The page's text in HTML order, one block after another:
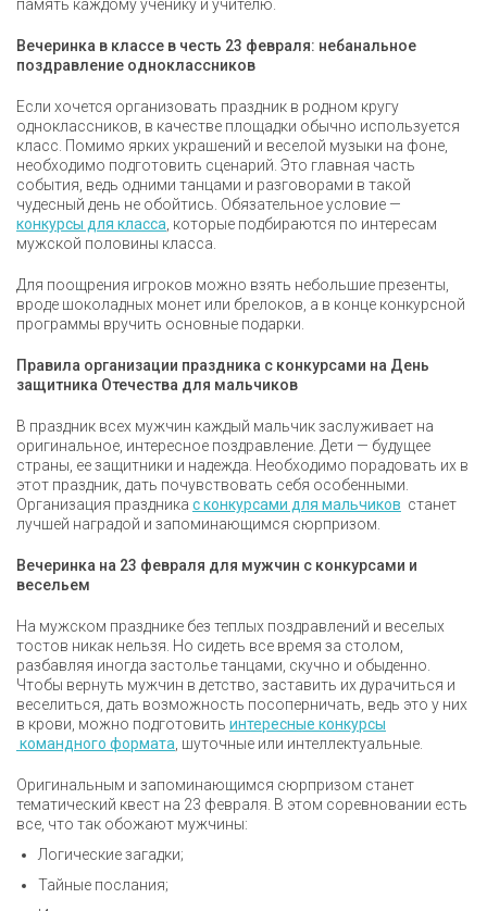
память каждому ученику и учителю.
Вечеринка в классе в честь 23 февраля: небанальное
поздравление одноклассников
Если хочется организовать праздник в родном кругу
одноклассников, в качестве площадки обычно используется
класс. Помимо ярких украшений и веселой музыки на фоне,
необходимо подготовить сценарий. Это главная часть
события, ведь одними танцами и разговорами в такой
чудесный день не обойтись. Обязательное условие —
конкурсы для класса , которые подбираются по интересам
мужской половины класса.
Для поощрения игроков можно взять небольшие презенты,
вроде шоколадных монет или брелоков, а в конце конкурсной
программы вручить основные подарки.
Правила организации праздника с конкурсами на День
защитника Отечества для мальчиков
В праздник всех мужчин каждый мальчик заслуживает на
оригинальное, интересное поздравление. Дети — будущее
страны, ее защитники и надежда. Необходимо порадовать их в
этот праздник, дать почувствовать себя особенными.
Организация праздника с конкурсами для мальчиков станет
лучшей наградой и запоминающимся сюрпризом.
Вечеринка на 23 февраля для мужчин с конкурсами и
весельем
На мужском празднике без теплых поздравлений и веселых
тостов никак нельзя. Но сидеть все время за столом,
разбавляя иногда застолье танцами, скучно и обыденно.
Чтобы вернуть мужчин в детство, заставить их дурачиться и
веселиться, дать возможность посоперничать, ведь это у них
в крови, можно подготовить интересные конкурсы
командного формата , шуточные или интеллектуальные.
Оригинальным и запоминающимся сюрпризом станет
тематический квест на 23 февраля. В этом соревновании есть
все, что так обожают мужчины:
Логические загадки;
Тайные послания;